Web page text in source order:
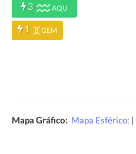
3 AQU
1 GEM
Mapa Gráfico: Mapa Esférico: |